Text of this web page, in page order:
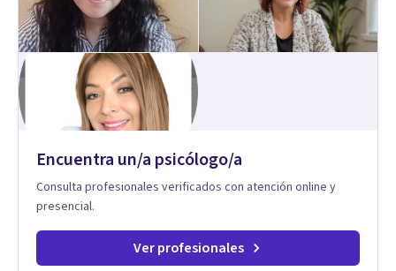
Encuentra un/a psicólogo/a
Consulta profesionales verificados con atención online y
presencial.
Ver profesionales